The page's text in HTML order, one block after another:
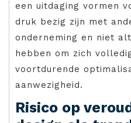
een uitdaging vormen
druk bezig zijn met
onderneming en niet
hebben om zich
voortdurende
aanwezigheid.
Risico op